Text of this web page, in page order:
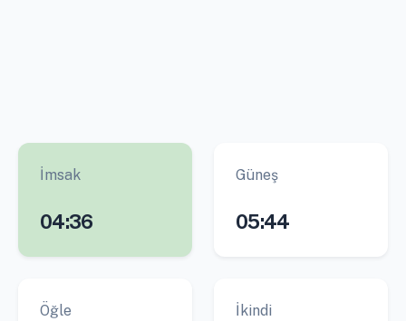
İmsak
04:36
Güneş
05:44
Öğle İkindi